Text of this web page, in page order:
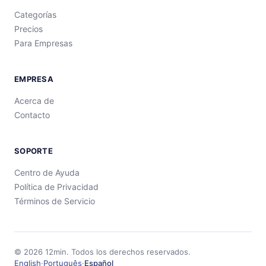
Categorías
Precios
Para Empresas
EMPRESA
Acerca de
Contacto
SOPORTE
Centro de Ayuda
Política de Privacidad
Términos de Servicio
© 2026 12min. Todos los derechos reservados.
English·Português·Español